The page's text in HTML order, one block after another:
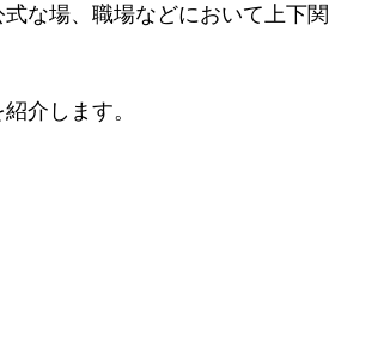
な場、職場などにおいて上下関
介します。